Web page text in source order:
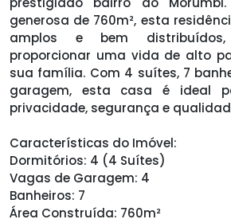
generosa de 760m², esta
amplos e bem
proporcionar uma vida de alto
sua família. Com 4 suítes, 7
garagem, esta casa é ideal
privacidade, segurança e
Características do Imóvel:
Dormitórios: 4 (4 Suítes)
Vagas de Garagem: 4
Banheiros: 7
Área Construída: 760m²